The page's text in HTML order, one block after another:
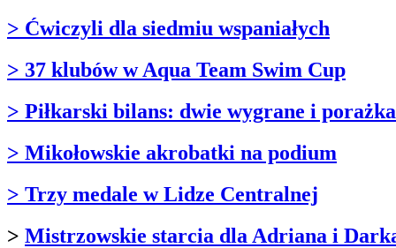
> Ćwiczyli dla siedmiu wspaniałych
> 37 klubów w Aqua Team Swim Cup
> Piłkarski bilans: dwie wygrane i porażka
> Mikołowskie akrobatki na podium
> Trzy medale w Lidze Centralnej
> Mistrzowskie starcia dla Adriana i